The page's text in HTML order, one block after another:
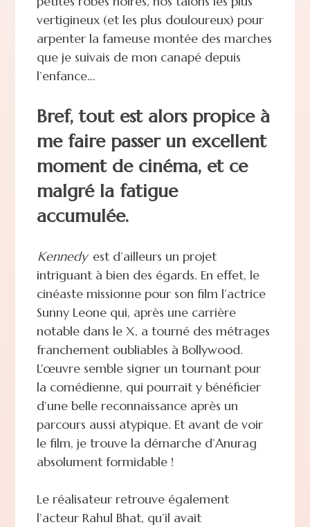
vertigineux (et les plus douloureux) pour
arpenter la fameuse montée des marches
que je suivais de mon canapé depuis
l’enfance…
Bref, tout est alors propice à
me faire passer un excellent
moment de cinéma, et ce
malgré la fatigue
accumulée.
Kennedy est d’ailleurs un projet
intriguant à bien des égards. En effet, le
cinéaste missionne pour son film l’actrice
Sunny Leone qui, après une carrière
notable dans le X, a tourné des métrages
franchement oubliables à Bollywood.
L'œuvre semble signer un tournant pour
la comédienne, qui pourrait y bénéficier
d’une belle reconnaissance après un
parcours aussi atypique. Et avant de voir
le film, je trouve la démarche d’Anurag
absolument formidable !
Le réalisateur retrouve également
l’acteur Rahul Bhat, qu’il avait